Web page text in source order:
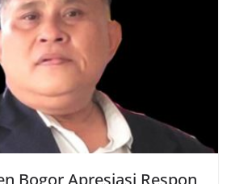
Bogor Apresiasi Respon